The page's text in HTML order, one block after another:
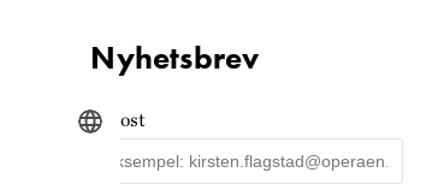
Nyhetsbrev
E-post